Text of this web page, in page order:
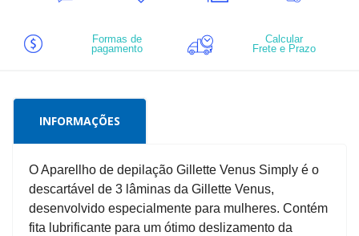
Formas de
pagamento
Calcular
Frete e Prazo
INFORMAÇÕES
O Aparellho de depilação Gillette Venus Simply é o
descartável de 3 lâminas da Gillette Venus,
desenvolvido especialmente para mulheres. Contém
fita lubrificante para um ótimo deslizamento da